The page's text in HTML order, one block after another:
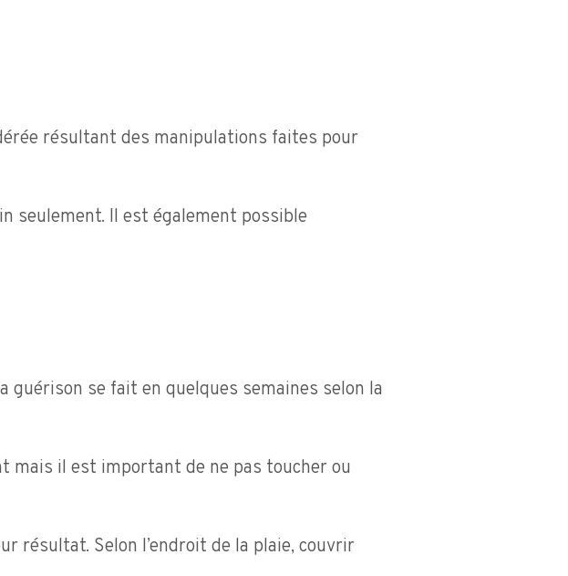
résultant des manipulations faites pour
seulement. Il est également possible
guérison se fait en quelques semaines selon la
mais il est important de ne pas toucher ou
résultat. Selon l’endroit de la plaie, couvrir